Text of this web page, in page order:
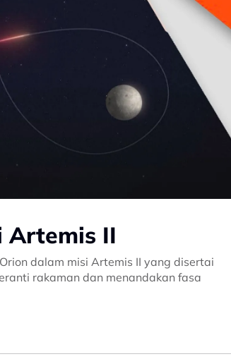
Artemis II
dalam misi Artemis II yang disertai
rakaman dan menandakan fasa